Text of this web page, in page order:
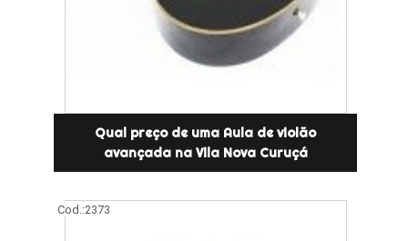
Qual preço de uma Aula de violão
avançada na Vila Nova Curuçá
Cod.:2373